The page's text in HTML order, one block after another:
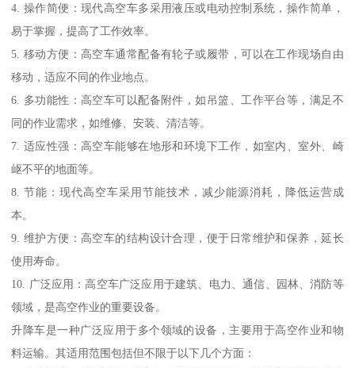
4. 操作简便：现代高空车多采用液压或电动控制系统，操作简单，
易于掌握，提高了工作效率。
5. 移动方便：高空车通常配备有轮子或履带，可以在工作现场自由
移动，适应不同的作业地点。
6. 多功能性：高空车可以配备附件，如吊篮、工作平台等，满足不
同的作业需求，如维修、安装、清洁等。
7. 适应性强：高空车能够在地形和环境下工作，如室内、室外、崎
岖不平的地面等。
8. 节能：现代高空车采用节能技术，减少能源消耗，降低运营成
本。
9. 维护方便：高空车的结构设计合理，便于日常维护和保养，延长
使用寿命。
10. 广泛应用：高空车广泛应用于建筑、电力、通信、园林、消防等
领域，是高空作业的重要设备。
升降车是一种广泛应用于多个领域的设备，主要用于高空作业和物
料运输。其适用范围包括但不限于以下几个方面：